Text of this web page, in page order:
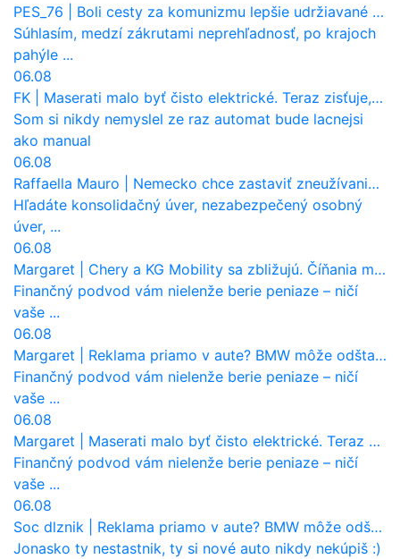
PES_76
Boli cesty za komunizmu lepšie udržiavané ako dnes?
Súhlasím, medzí zákrutami neprehľadnosť, po krajoch
pahýle ...
06.08
FK
Maserati malo byť čisto elektrické. Teraz zisťuje, že potrebuje nový osemvalcový motor
Som si nikdy nemyslel ze raz automat bude lacnejsi
ako manual
06.08
Raffaella Mauro
Nemecko chce zastaviť zneužívanie dotácií na elektromobily. Pritvrdí pravidlá
Hľadáte konsolidačný úver, nezabezpečený osobný
úver, ...
06.08
Margaret
Chery a KG Mobility sa zbližujú. Číňania môžu získať 10 % bývalého SsangYongu
Finančný podvod vám nielenže berie peniaze – ničí
vaše ...
06.08
Margaret
Reklama priamo v aute? BMW môže odštartovať nový trend
Finančný podvod vám nielenže berie peniaze – ničí
vaše ...
06.08
Margaret
Maserati malo byť čisto elektrické. Teraz zisťuje, že potrebuje nový osemvalcový motor
Finančný podvod vám nielenže berie peniaze – ničí
vaše ...
06.08
Soc dlznik
Reklama priamo v aute? BMW môže odštartovať nový trend
Jonasko ty nestastnik, ty si nové auto nikdy nekúpiš :)